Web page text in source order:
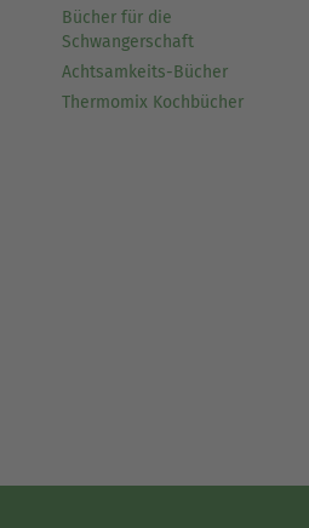
Bücher für die
Schwangerschaft
Achtsamkeits-Bücher
Thermomix Kochbücher